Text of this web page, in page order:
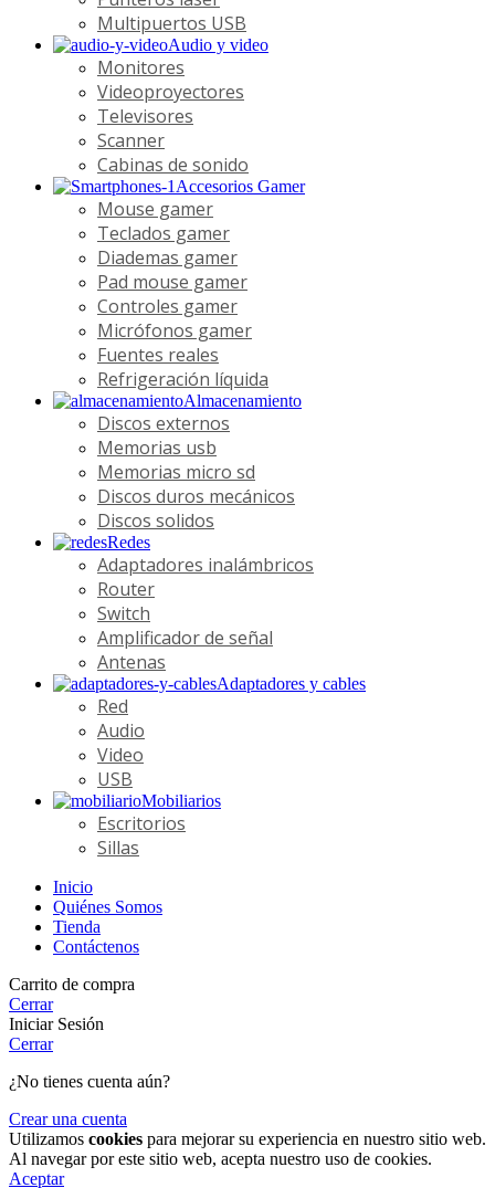
Multipuertos USB
Audio y video
Monitores
Videoproyectores
Televisores
Scanner
Cabinas de sonido
Accesorios Gamer
Mouse gamer
Teclados gamer
Diademas gamer
Pad mouse gamer
Controles gamer
Micrófonos gamer
Fuentes reales
Refrigeración líquida
Almacenamiento
Discos externos
Memorias usb
Memorias micro sd
Discos duros mecánicos
Discos solidos
Redes
Adaptadores inalámbricos
Router
Switch
Amplificador de señal
Antenas
Adaptadores y cables
Red
Audio
Video
USB
Mobiliarios
Escritorios
Sillas
Inicio
Quiénes Somos
Tienda
Contáctenos
Carrito de compra
Cerrar
Iniciar Sesión
Cerrar
¿No tienes cuenta aún?
Crear una cuenta
Utilizamos cookies para mejorar su experiencia en nuestro sitio web.
Al navegar por este sitio web, acepta nuestro uso de cookies.
Aceptar